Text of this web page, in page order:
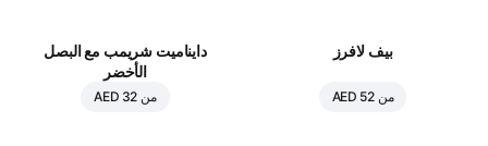
بيف لافرز
منAED 52
دايناميت شريمب مع البصل
الأخضر
من AED 32